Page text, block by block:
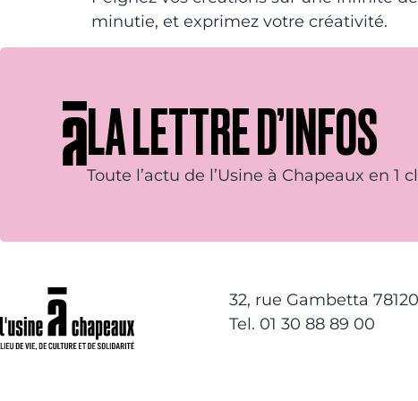
minutie, et exprimez votre créativité.
LA LETTRE D’INFOS
Toute l’actu de l’Usine à Chapeaux en 1
32, rue Gambetta
Tel. 01 30 88 89 00